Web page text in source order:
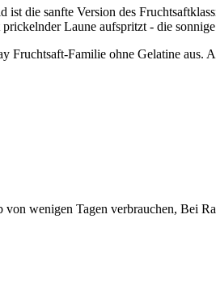
die sanfte Version des
Laune aufspritzt - die
Familie ohne Gelatine aus.
wenigen Tagen verbrauchen, Bei